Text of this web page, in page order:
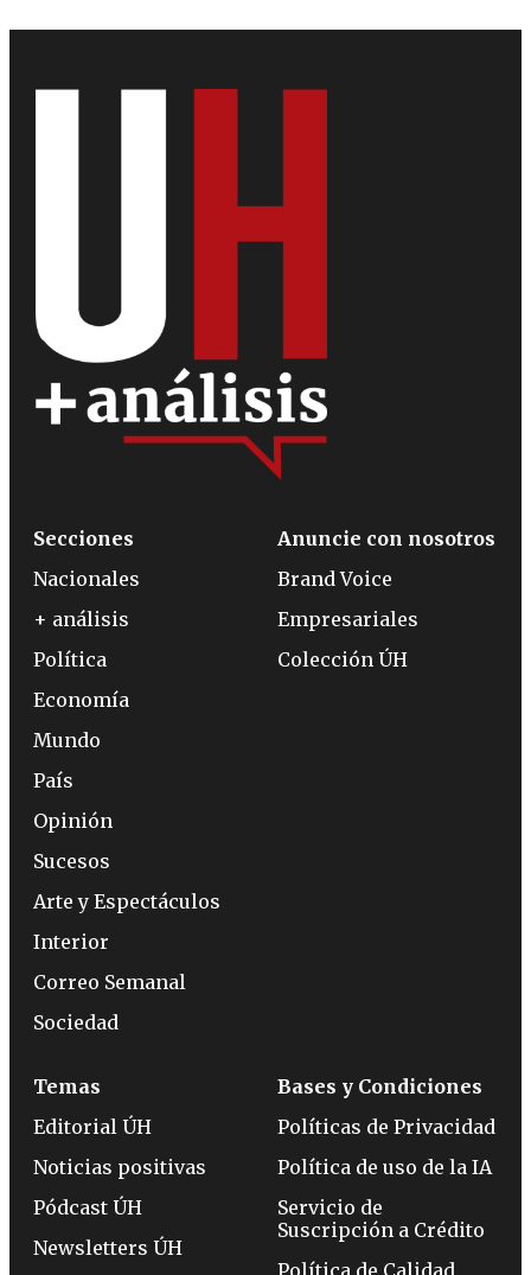
Secciones
Nacionales
+ análisis
Política
Economía
Mundo
País
Opinión
Sucesos
Arte y Espectáculos
Interior
Correo Semanal
Sociedad
Anuncie con nosotros
Brand Voice
Empresariales
Colección ÚH
Temas
Editorial ÚH
Noticias positivas
Pódcast ÚH
Newsletters ÚH
Bases y Condiciones
Políticas de Privacidad
Política de uso de la IA
Servicio de
Suscripción a Crédito
Política de Calidad